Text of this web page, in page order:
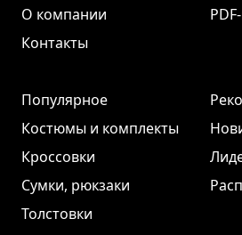
О компании
Контакты
Популярное
Костюмы и комплекты
Кроссовки
Сумки, рюкзаки
Толстовки